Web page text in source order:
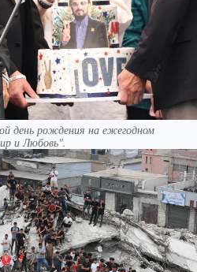
день рождения на ежегодном
и Любовь".